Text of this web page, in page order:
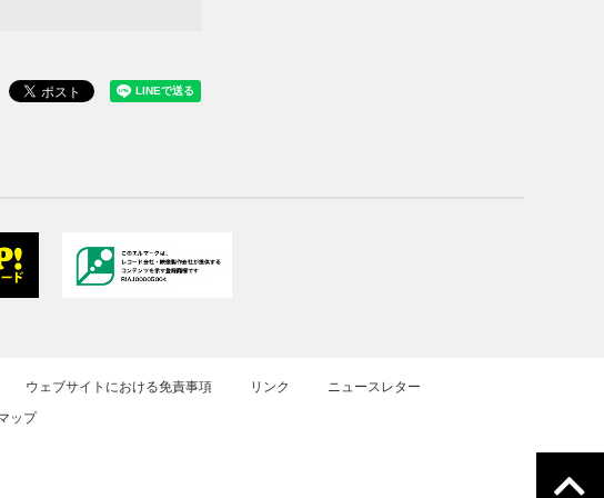
ウェブサイトにおける免責事項 リンク ニュースレター
ップ